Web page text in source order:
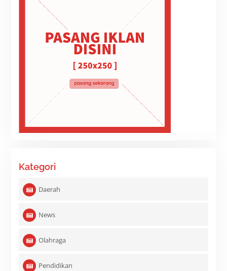
Kategori
Daerah
News
Olahraga
Pendidikan